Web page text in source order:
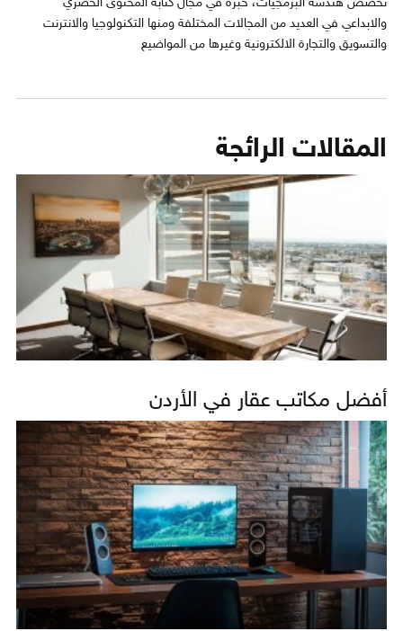
والابداعي في العديد من المجالات المختلفة ومنها التكنولوجيا والانترنت
والتسويق والتجارة الالكترونية وغيرها من المواضيع
المقالات الرائجة
أفضل مكاتب عقار في الأردن